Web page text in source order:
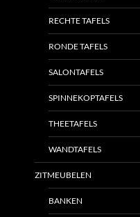
RECHTE TAFELS
RONDE TAFELS
SALONTAFELS
SPINNEKOPTAFELS
THEETAFELS
WANDTAFELS
ZITMEUBELEN
BANKEN